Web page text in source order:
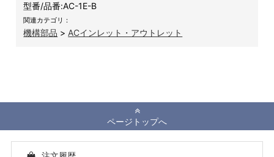
型番/品番:AC-1E-B
関連カテゴリ：
機構部品 > ACインレット・アウトレット
ページトップへ